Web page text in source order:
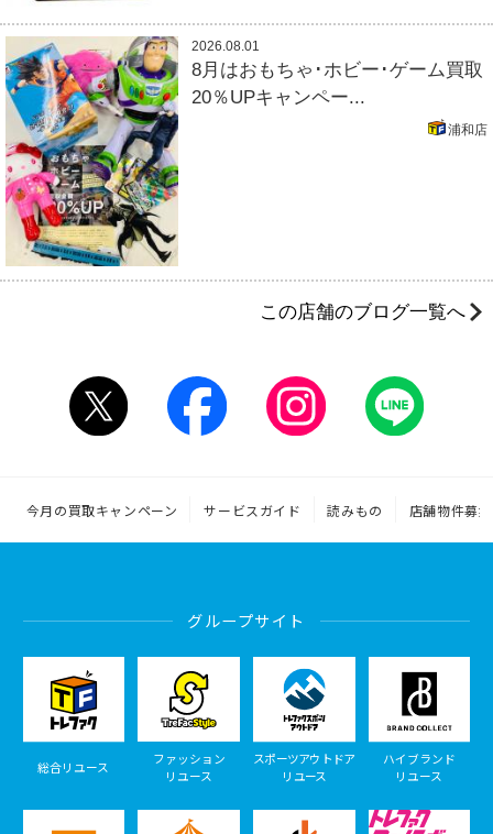
2026.08.01
8月はおもちゃ･ホビー･ゲーム買取
20％UPキャンペー...
浦和店
この店舗のブログ一覧へ
今月の買取キャンペーン サービスガイド 読みもの 店舗物件募集
グループサイト
総合リユース
ファッション
リユース
スポーツアウトドア
リユース
ハイブランド
リユース